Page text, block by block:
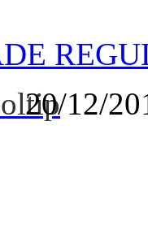
20/12/